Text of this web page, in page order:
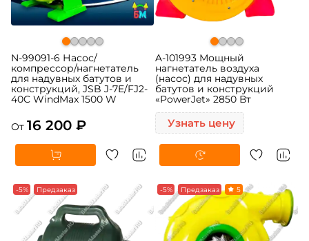
N-99091-6 Насос/
компрессор/нагнетатель
для надувных батутов и
конструкций, JSB J-7E/FJ2-
40C WindMax 1500 W
От 16 200 ₽
A-101993 Мощный
нагнетатель воздуха
(насос) для надувных
батутов и конструкций
«PowerJet» 2850 Вт
Узнать цену
-5% Предзаказ -5% Предзаказ 5